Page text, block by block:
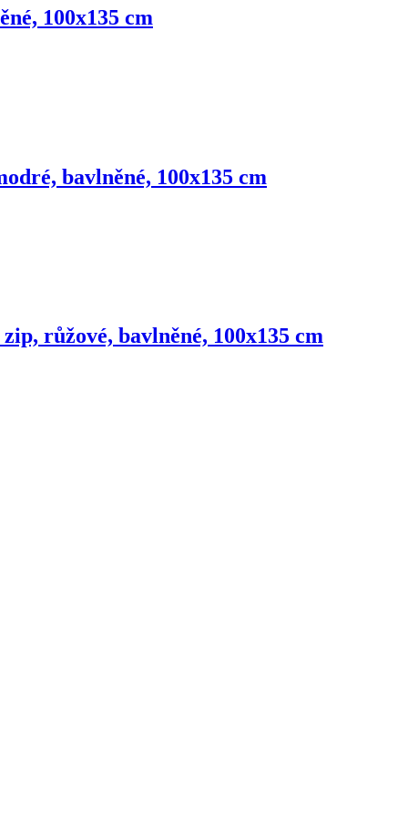
100x135 cm
bavlněné, 100x135 cm
růžové, bavlněné, 100x135 cm